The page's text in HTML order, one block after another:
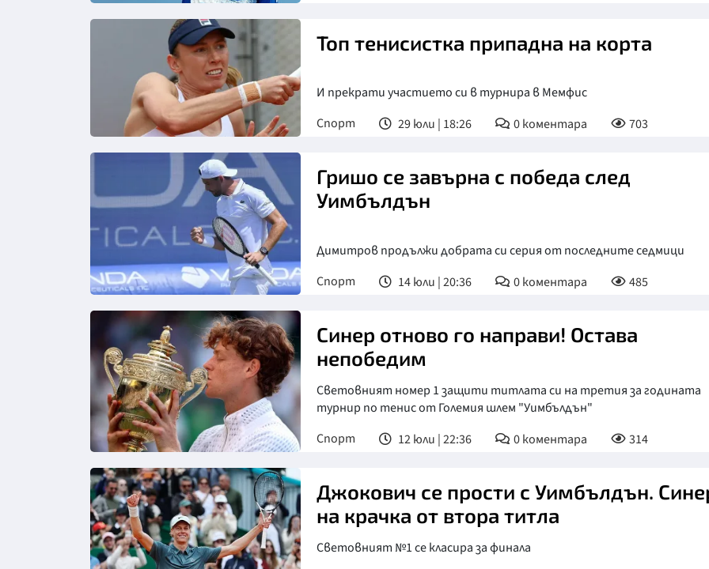
Топ тенисистка припадна на корта
И прекрати участието си в турнира в Мемфис
Спорт
29 юли | 18:26 0коментара 703
Снимка: БГНЕС
Гришо се завърна с победа след
Уимбълдън
Димитров продължи добрата си серия от последните седмици
Спорт
14 юли | 20:36 0коментара 485
Снимка: БГНЕС
Синер отново го направи! Остава
непобедим
Световният номер 1 защити титлата си на третия за годината
турнир по тенис от Големия шлем "Уимбълдън"
Спорт
12 юли | 22:36 0коментара 314
Джокович се прости с Уимбълдън.
на крачка от втора титла
Световният №1 се класира за финала